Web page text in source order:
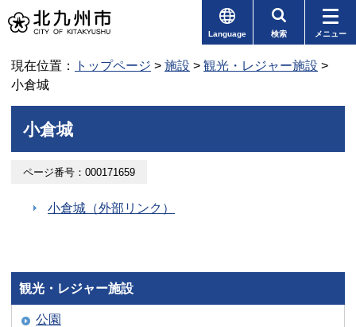
Language 検索 メニュー
現在位置： トップページ > 施設 > 観光・レジャー施設 >
小倉城
小倉城
ページ番号：000171659
小倉城（外部リンク）
観光・レジャー施設
公園